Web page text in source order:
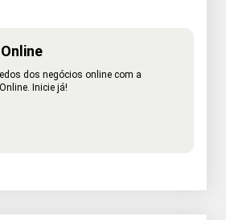
dos negócios online com a
Inicie já!